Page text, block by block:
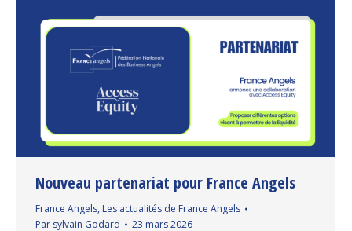
Nouveau partenariat pour France Angels
France Angels, Les actualités de France Angels
Par sylvain Godard 23 mars 2026